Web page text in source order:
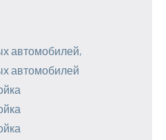
автомобилей,
автомобилей